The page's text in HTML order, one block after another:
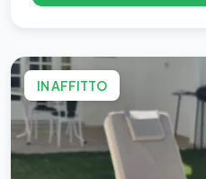
IN AFFITTO